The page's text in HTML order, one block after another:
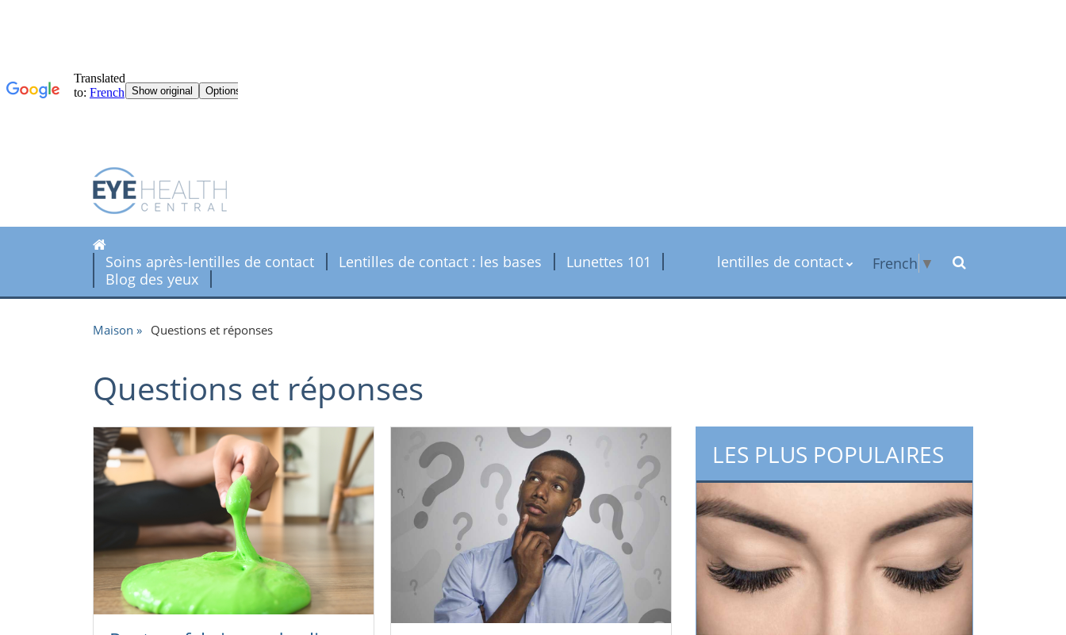
Soins après-lentilles de contact Lentilles de contact : les bases
Lunettes 101
Blog des yeux
lentilles de contact French ▼
Maison Questions et réponses
Questions et réponses
LES PLUS POPULAIRES